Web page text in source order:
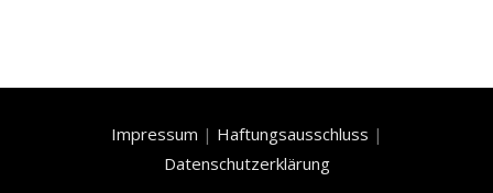
Impressum | Haftungsausschluss |
Datenschutzerklärung